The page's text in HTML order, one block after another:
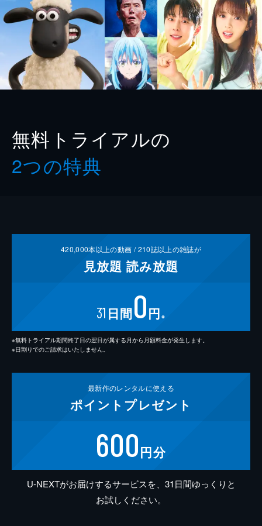
無料トライアルの
2つの特典
420,000本以上の動画 /210誌以上の雑誌が
見放題 読み放題
31 日間0円 ※
※無料トライアル期間終了日の翌日が属する月から月額料金が発生します。
※日割りでのご請求はいたしません。
最新作のレンタルに使える
ポイント プレゼント
600円分
U-NEXTがお届けするサービスを、31日間ゆっくりと
お試しください。